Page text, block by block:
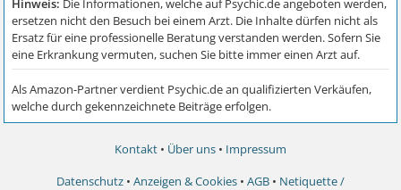
Kontakt • Über uns • Impressum
Datenschutz • Anzeigen & Cookies • AGB • Netiquette /